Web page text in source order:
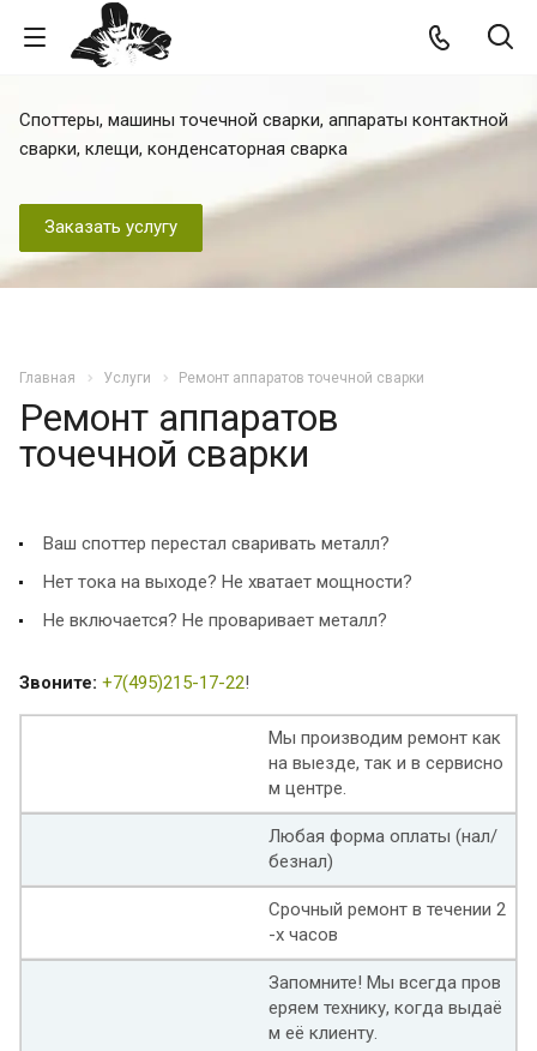
Споттеры, машины точечной сварки, аппараты контактной
сварки, клещи, конденсаторная сварка
Заказать услугу
Главная Услуги Ремонт аппаратов точечной сварки
Ремонт аппаратов
точечной сварки
Ваш споттер перестал сваривать металл?
Нет тока на выходе? Не хватает мощности?
Не включается? Не проваривает металл?
Звоните: +7(495)215-17-22!
Мы производим ремонт как
на выезде, так и в сервисно
м центре.
Любая форма оплаты (нал/
безнал)
Срочный ремонт в течении 2
-х часов
Запомните! Мы всегда пров
еряем технику, когда выдаё
м её клиенту.